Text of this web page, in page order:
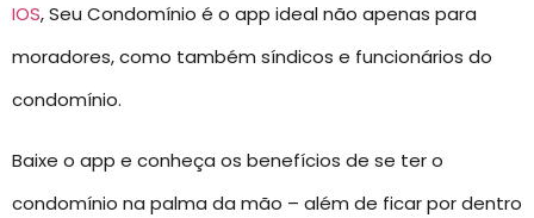
IOS, Seu Condomínio é o app ideal não apenas para
moradores, como também síndicos e funcionários do
condomínio.
Baixe o app e conheça os benefícios de se ter o
condomínio na palma da mão – além de ficar por dentro